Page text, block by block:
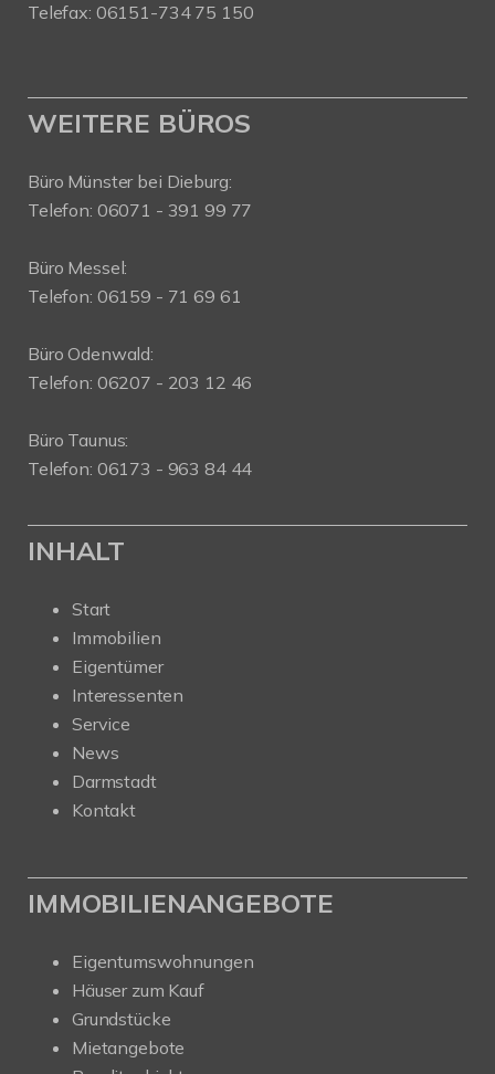
Telefax: 06151-734 75 150
WEITERE BÜROS
Büro Münster bei Dieburg:
Telefon: 06071 - 391 99 77
Büro Messel:
Telefon: 06159 - 71 69 61
Büro Odenwald:
Telefon: 06207 - 203 12 46
Büro Taunus:
Telefon: 06173 - 963 84 44
INHALT
Start
Immobilien
Eigentümer
Interessenten
Service
News
Darmstadt
Kontakt
IMMOBILIENANGEBOTE
Eigentumswohnungen
Häuser zum Kauf
Grundstücke
Mietangebote